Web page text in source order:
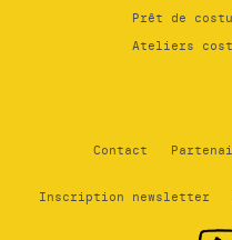
Prêt de
Ateliers
Contact
Inscription newsletter